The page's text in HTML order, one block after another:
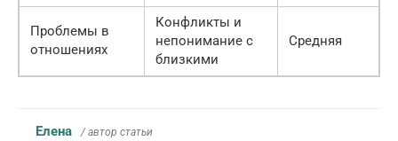
Проблемы в
отношениях
Конфликты и
непонимание с
близкими
Средняя
Елена / автор статьи